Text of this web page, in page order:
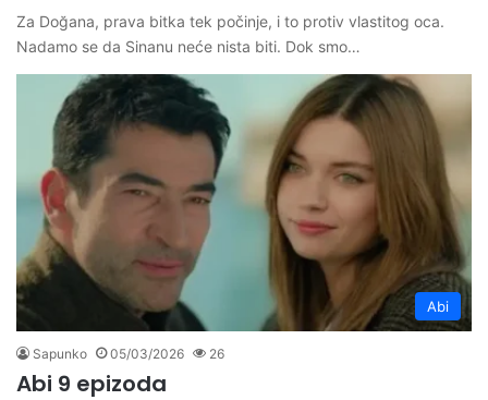
Za Doğana, prava bitka tek počinje, i to protiv vlastitog oca.
Nadamo se da Sinanu neće nista biti. Dok smo…
Abi
Sapunko 05/03/2026 26
Abi 9 epizoda